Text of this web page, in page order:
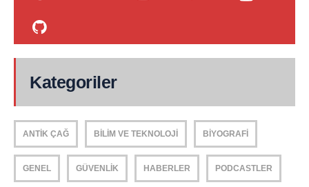
Kategoriler
ANTIK ÇAĞ BILIM VE TEKNOLOJI BIYOGRAFI
GENEL GÜVENLIK HABERLER PODCASTLER